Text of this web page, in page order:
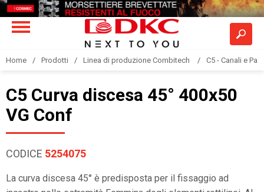
Home Prodotti Linea di produzione Combitech C5 - Canali e
C5 Curva discesa 45° 400x50
VG Conf
CODICE 5254075
La curva discesa 45° è predisposta per il fissaggio ad